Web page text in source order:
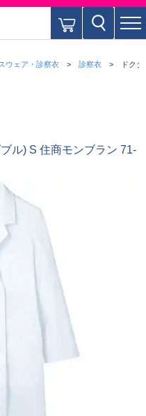
ウェア・診察衣 診察衣 ドク
ル) S 住商モンブラン 71-